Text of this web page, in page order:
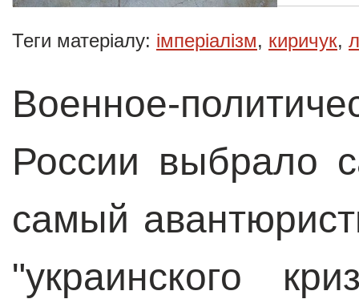
Теги матеріалу: імперіалізм, киричук,
Военное-
России выбрало
самый
"украинского